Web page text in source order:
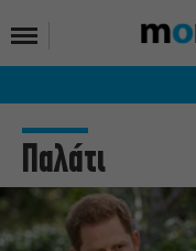
Παλάτι